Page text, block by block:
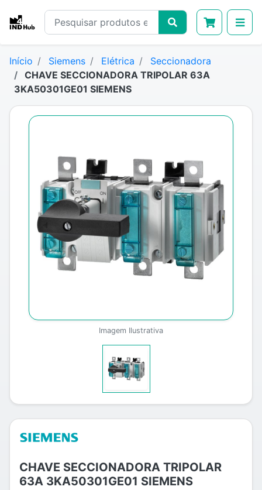
Início Siemens Elétrica
Seccionadora
CHAVE SECCIONADORA TRIPOLAR 63A
3KA50301GE01 SIEMENS
Imagem Ilustrativa
CHAVE SECCIONADORA TRIPOLAR
63A 3KA50301GE01 SIEMENS